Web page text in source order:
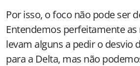
Por isso, o foco não pode ser
Entendemos perfeitamente as
levam alguns a pedir o desvio
para a Delta, mas não